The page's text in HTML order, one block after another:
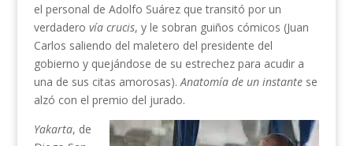
el personal de Adolfo Suárez que transitó por un
verdadero vía crucis, y le sobran guiños cómicos (Juan
Carlos saliendo del maletero del presidente del
gobierno y quejándose de su estrechez para acudir a
una de sus citas amorosas).Anatomía de un instantese
alzó con el premio del jurado.
Yakarta, de